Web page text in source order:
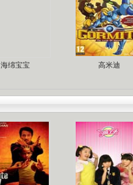
海绵宝宝 高米迪